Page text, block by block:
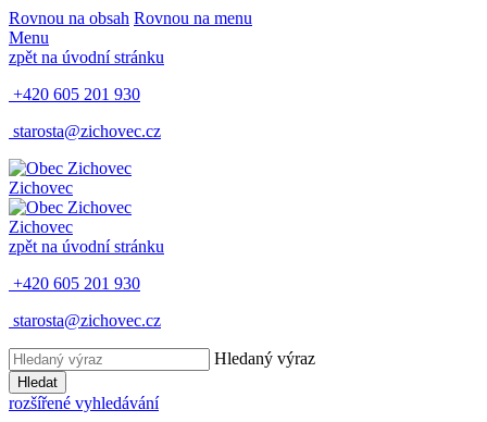
Rovnou na obsah Rovnou na menu
Menu
zpět na úvodní stránku
+420 605 201 930
starosta@zichovec.cz
Zichovec
Zichovec
zpět na úvodní stránku
+420 605 201 930
starosta@zichovec.cz
Hledaný výraz
Hledat
rozšířené vyhledávání